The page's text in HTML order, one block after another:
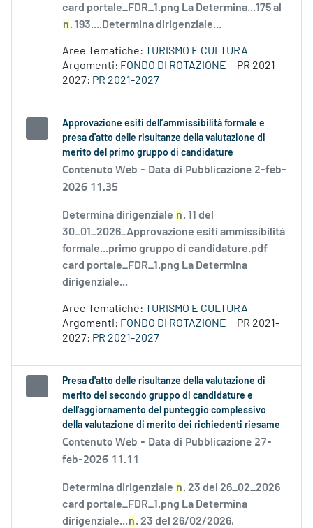
card portale_FDR_1.png La Determina...175 al
n. 193....Determina dirigenziale...
Aree Tematiche: TURISMO E CULTURA
Argomenti: FONDO DI ROTAZIONE
PR 2021-
2027: PR 2021-2027
Approvazione esiti dell’ammissibilità formale e
presa d'atto delle risultanze della valutazione di
merito del primo gruppo di candidature
Contenuto Web - Data di Pubblicazione 2-feb-
2026 11.35
Determina dirigenziale n. 11 del
30_01_2026_Approvazione esiti ammissibilità
formale...primo gruppo di candidature.pdf
card portale_FDR_1.png La Determina
dirigenziale...
Aree Tematiche: TURISMO E CULTURA
Argomenti: FONDO DI ROTAZIONE
PR 2021-
2027: PR 2021-2027
Presa d'atto delle risultanze della valutazione di
merito del secondo gruppo di candidature e
dell'aggiornamento del punteggio complessivo
della valutazione di merito dei richiedenti riesame
Contenuto Web - Data di Pubblicazione 27-
feb-2026 11.11
Determina dirigenziale n. 23 del 26_02_2026
card portale_FDR_1.png La Determina
dirigenziale...n. 23 del 26/02/2026,